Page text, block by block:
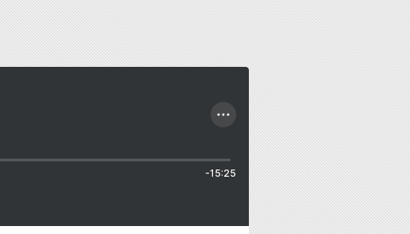
-15:25